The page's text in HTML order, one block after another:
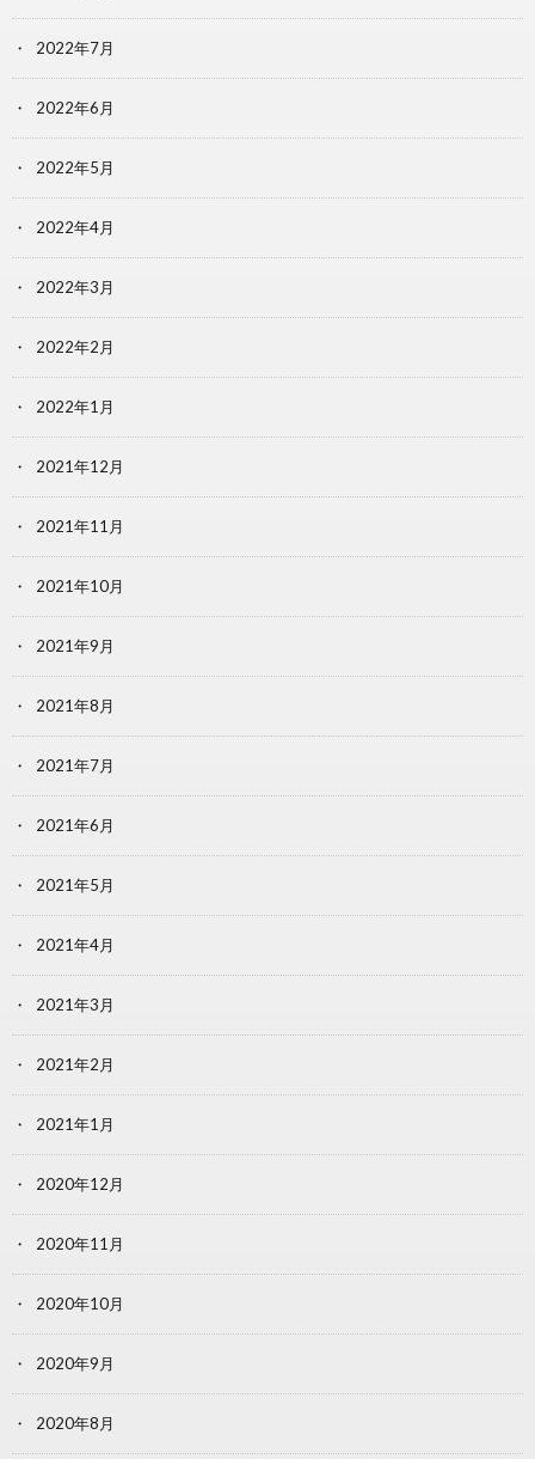
2022年7月
2022年6月
2022年5月
2022年4月
2022年3月
2022年2月
2022年1月
2021年12月
2021年11月
2021年10月
2021年9月
2021年8月
2021年7月
2021年6月
2021年5月
2021年4月
2021年3月
2021年2月
2021年1月
2020年12月
2020年11月
2020年10月
2020年9月
2020年8月